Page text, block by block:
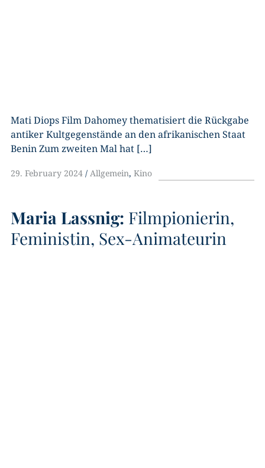
Mati Diops Film Dahomey thematisiert die Rückgabe
antiker Kultgegenstände an den afrikanischen Staat
Benin Zum zweiten Mal hat […]
29. February 2024 Allgemein, Kino
Maria Lassnig: Filmpionierin,
Feministin, Sex-Animateurin